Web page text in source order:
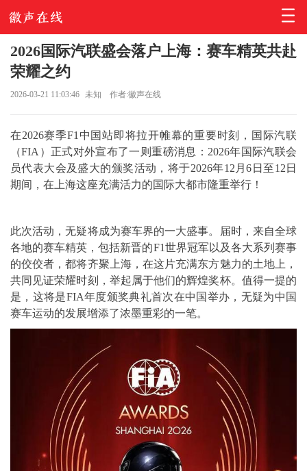
2026国际汽联盛会落户上海：赛车精英共赴
荣耀之约
2026-03-21 11:03:46 未知 作者:徽声在线
在2026赛季F1中国站即将拉开帷幕的重要时刻，国际汽联
（FIA）正式对外宣布了一则重磅消息：2026年国际汽联会
员代表大会及盛大的颁奖活动，将于2026年12月6日至12日
期间，在上海这座充满活力的国际大都市隆重举行！
此次活动，无疑将成为赛车界的一大盛事。届时，来自全球
各地的赛车精英，包括新晋的F1世界冠军以及各大系列赛事
的佼佼者，都将齐聚上海，在这片充满东方魅力的土地上，
共同见证荣耀时刻，举起属于他们的辉煌奖杯。值得一提的
是，这将是FIA年度颁奖典礼首次在中国举办，无疑为中国
赛车运动的发展增添了浓墨重彩的一笔。